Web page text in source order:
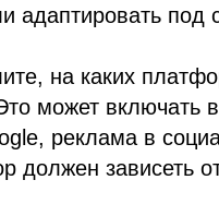
адаптировать под
на каких
может включать
реклама в
должен зависеть